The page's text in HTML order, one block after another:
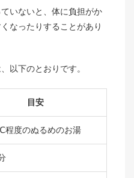
いないと、体に負担がか
なったりすることがあり
以下のとおりです。
目安
程度のぬるめのお湯